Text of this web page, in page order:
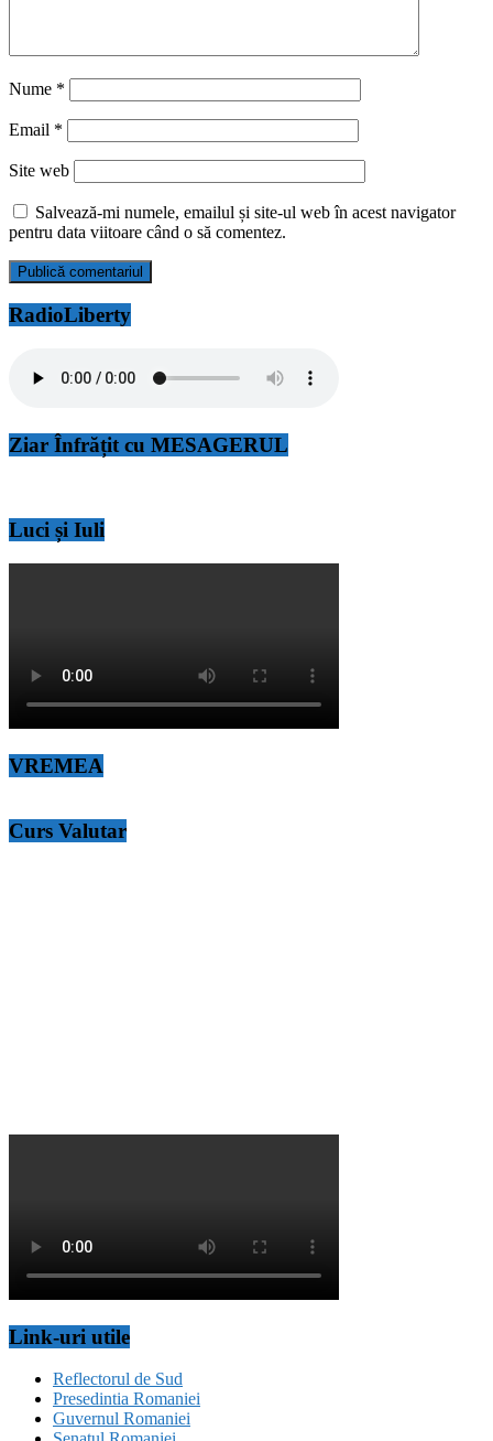
Nume *
Email *
Site web
Salvează-mi numele, emailul și site-ul web în acest navigator
pentru data viitoare când o să comentez.
RadioLiberty
Ziar Înfrățit cu MESAGERUL
Luci și Iuli
VREMEA
Curs Valutar
Link-uri utile
Reflectorul de Sud
Presedintia Romaniei
Guvernul Romaniei